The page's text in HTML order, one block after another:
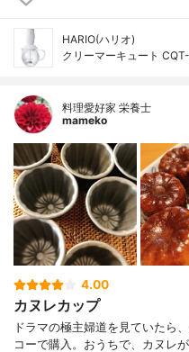
HARIO(ハリオ)
クリーマーキュート
料理愛好家 栄養士
mameko
4.00
カヌレカップ
ドラマの極主婦道を見ていたら
コーで購入。おうちで、カヌレ